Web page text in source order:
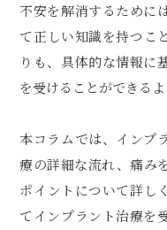
不安を解消するために
て正しい知識を持つこ
りも、具体的な情報に
を受けることができるよ
本コラムでは、インプ
療の詳細な流れ、痛み
ポイントについて詳し
てインプラント治療を